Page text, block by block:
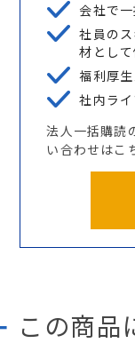
会社で
社員の
材とし
福利厚
社内ラ
法人一括購読
い合わせはこ
この商品